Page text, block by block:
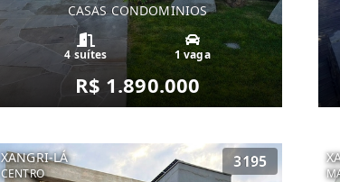
CASAS CONDOMINIOS
4 suítes 1 vaga
R$ 1.890.000
XANGRI-LÁ
CENTRO
3195